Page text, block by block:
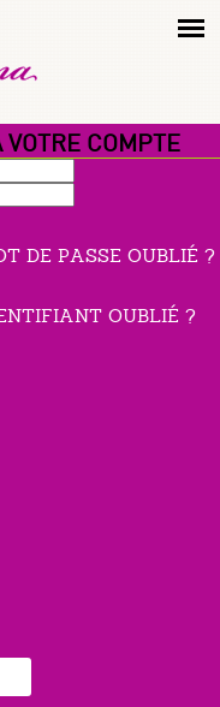
COMPTE
DE PASSE OUBLIÉ ?
OUBLIÉ ?